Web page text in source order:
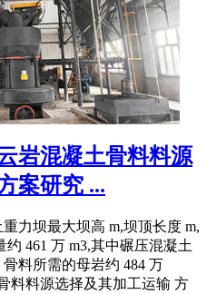
岩混凝土骨料料源
案研究 ...
力坝最大坝高 m,坝顶长度 m,
461 万 m3,其中碾压混凝土
料所需的母岩约 484 万
料料源选择及其加工运输 方